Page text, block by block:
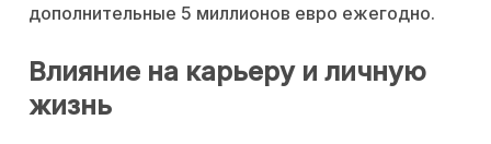
дополнительные 5 миллионов евро ежегодно.
Влияние на карьеру и личную
жизнь